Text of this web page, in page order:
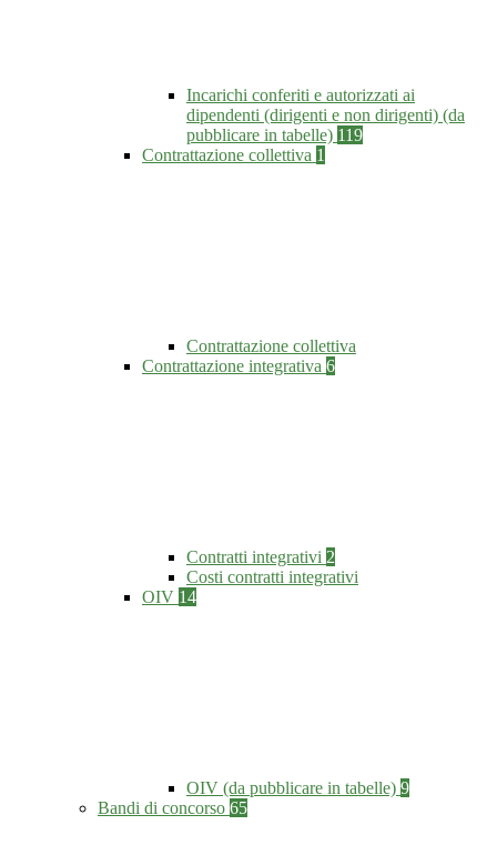
Incarichi conferiti e autorizzati ai
dipendenti (dirigenti e non dirigenti) (da
pubblicare in tabelle) 119
Contrattazione collettiva 1
Contrattazione collettiva
Contrattazione integrativa 6
Contratti integrativi 2
Costi contratti integrativi
OIV 14
OIV (da pubblicare in tabelle) 9
Bandi di concorso 65